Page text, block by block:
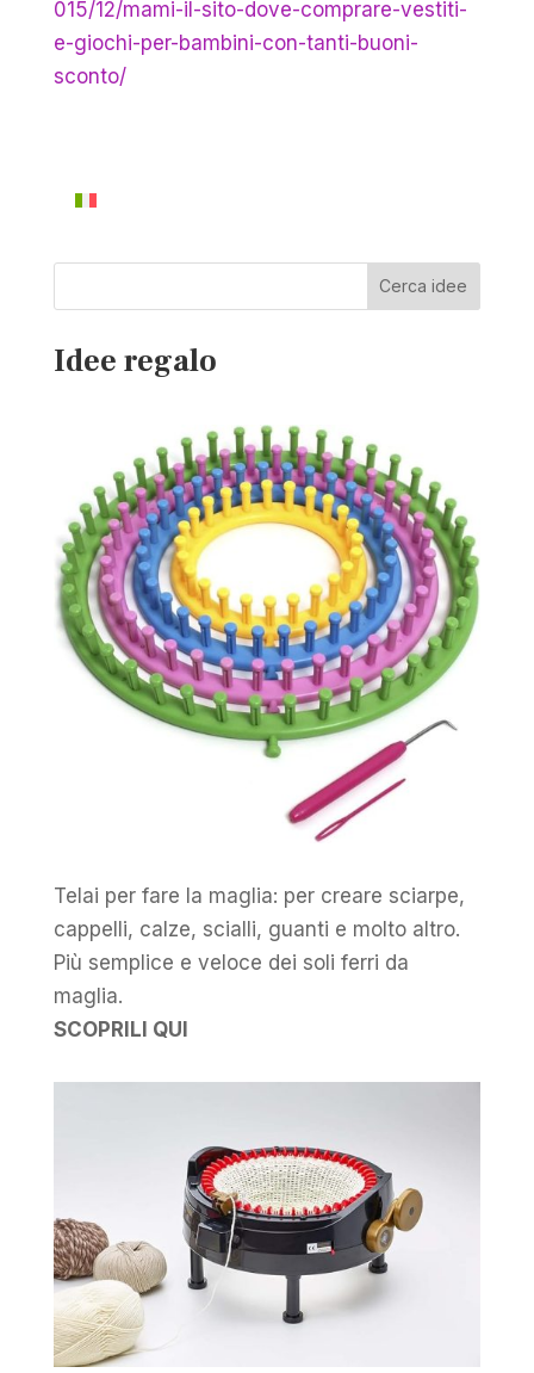
015/12/mami-il-sito-dove-comprare-vestiti-
e-giochi-per-bambini-con-tanti-buoni-
sconto/
Cerca idee
Idee regalo
Telai per fare la maglia: per creare sciarpe,
cappelli, calze, scialli, guanti e molto altro.
Più semplice e veloce dei soli ferri da
maglia.
SCOPRILI QUI